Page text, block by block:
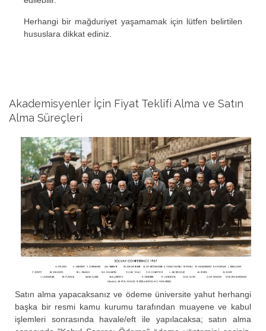
Herhangi bir mağduriyet yaşamamak için lütfen belirtilen
hususlara dikkat ediniz.
Akademisyenler İçin Fiyat Teklifi Alma ve Satın
Alma Süreçleri
Satın alma yapacaksanız ve ödeme üniversite yahut herhangi
başka bir resmi kamu kurumu tarafından muayene ve kabul
işlemleri sonrasında havale/eft ile yapılacaksa; satın alma